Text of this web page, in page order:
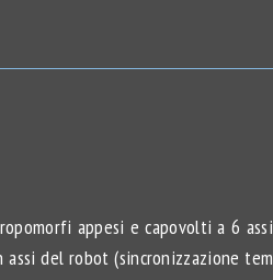
appesi e capovolti a 6
del robot (sincronizzazione